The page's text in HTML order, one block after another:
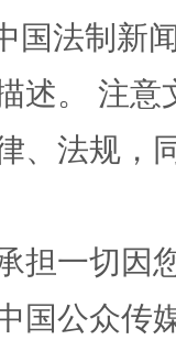
养老服
还
国法制新
述。 注
、法规，
担一切因
国公众传